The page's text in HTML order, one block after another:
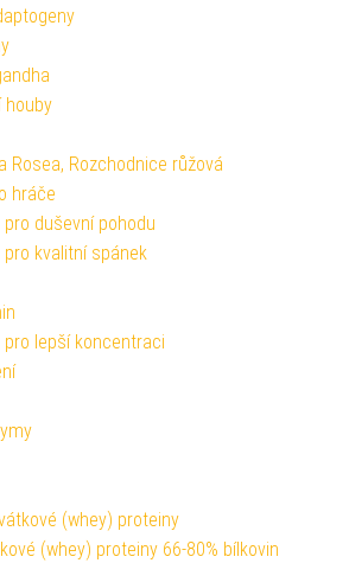
houby
Rosea, Rozchodnice růžová
hráče
pro duševní pohodu
pro kvalitní spánek
pro lepší koncentraci
(whey) proteiny
(whey) proteiny 66-80% bílkovin